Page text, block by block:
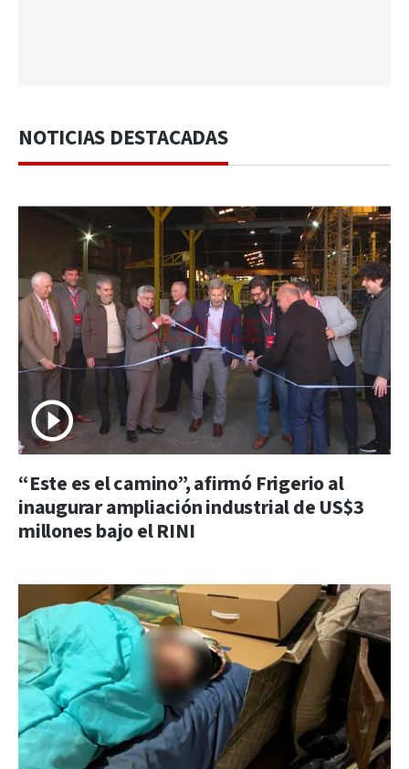
NOTICIAS DESTACADAS
“Este es el camino”, afirmó Frigerio al
inaugurar ampliación industrial de US$3
millones bajo el RINI